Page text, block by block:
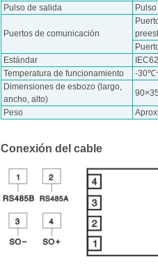
Pulso de salida
Puertos de comunicación
Estándar
Temperatura de funcionamiento
-
Dimensiones de esbozo (largo,
ancho, alto)
Peso
Conexión del cable